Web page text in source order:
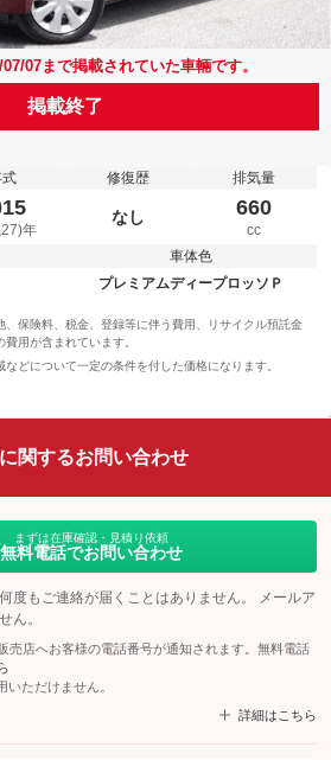
07まで掲載されていた車輛です。
掲載終了
年
修復歴
なし
排気量
660
cc
車体色
プレミアムディープロッソＰ
、保険料、税金、登録等に伴う費用、リサイクル預託金
用が含まれています。
どについて一定の条件を付した価格になります。
関するお問い合わせ
まずは在庫確認・見積り依頼
無料電話でお問い合わせ
度もご連絡が届くことはありません。 メールア
ん。
売店へお客様の電話番号が通知されます。無料電話
いただけません。
詳細はこちら